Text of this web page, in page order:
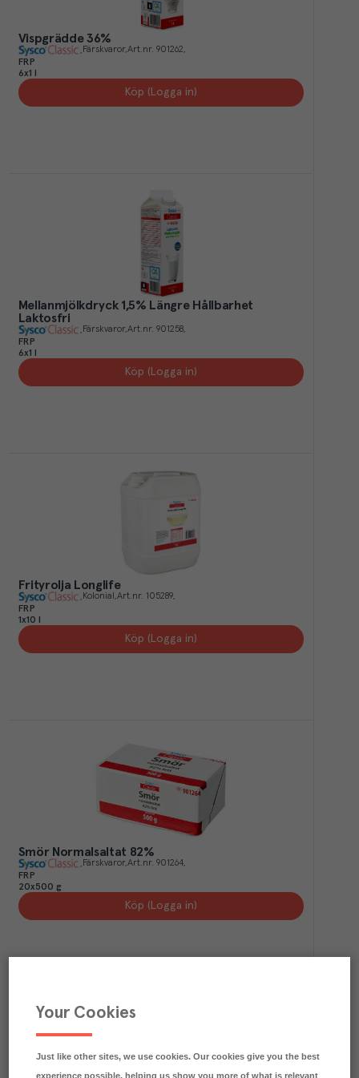
Vispgrädde 36%
Färskvaror Art.nr. 901262
FRP
6x1 l
Köp (Logga in)
Mellanmjölkdryck 1,5% Längre Hållbarhet
Laktosfri
Färskvaror Art.nr. 901258
FRP
6x1 l
Köp (Logga in)
Frityrolja Longlife
Kolonial Art.nr. 105289
FRP
1x10 l
Köp (Logga in)
Smör Normalsaltat 82%
Färskvaror Art.nr. 901264
FRP
20x500 g
Köp (Logga in)
Your Cookies
Just like other sites, we use cookies. Our cookies give you the best
experience possible, helping us show you more of what is relevant